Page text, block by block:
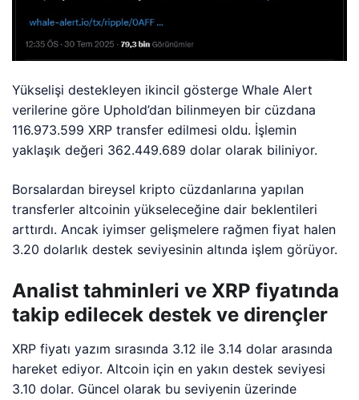
Yükselişi destekleyen ikincil gösterge Whale Alert
verilerine göre Uphold’dan bilinmeyen bir cüzdana
116.973.599 XRP transfer edilmesi oldu. İşlemin
yaklaşık değeri 362.449.689 dolar olarak biliniyor.
Borsalardan bireysel kripto cüzdanlarına yapılan
transferler altcoinin yükseleceğine dair beklentileri
arttırdı. Ancak iyimser gelişmelere rağmen fiyat halen
3.20 dolarlık destek seviyesinin altında işlem görüyor.
Analist tahminleri ve XRP fiyatında
takip edilecek destek ve dirençler
XRP fiyatı yazım sırasında 3.12 ile 3.14 dolar arasında
hareket ediyor. Altcoin için en yakın destek seviyesi
3.10 dolar. Güncel olarak bu seviyenin üzerinde